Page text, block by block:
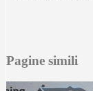
Pagine simili